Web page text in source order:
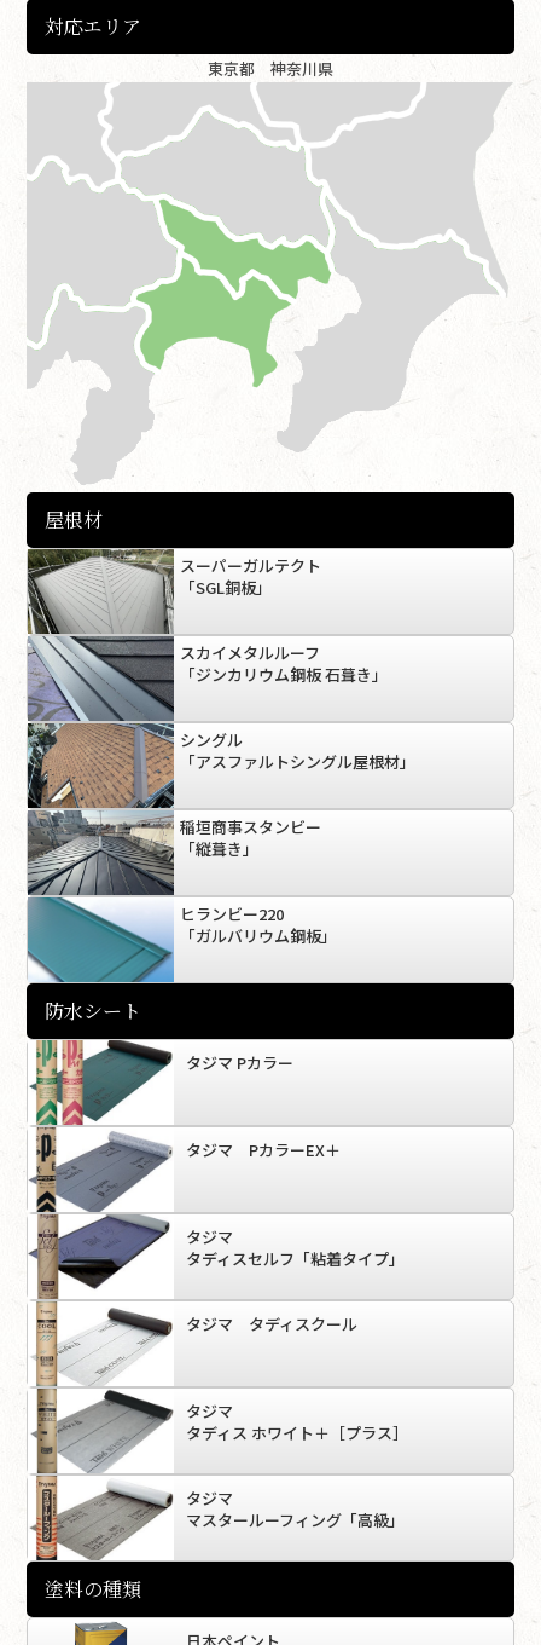
対応エリア
東京都 神奈川県
屋根材
スーパーガルテクト
「SGL銅板」
スカイメタルルーフ
「ジンカリウム鋼板 石葺き」
シングル
「アスファルトシングル屋根材」
稲垣商事スタンビー
「縦葺き」
ヒランビー220
「ガルバリウム鋼板」
防水シート
タジマ Pカラー
タジマ PカラーEX＋
タジマ
タディスセルフ「粘着タイプ」
タジマ タディスクール
タジマ
タディス ホワイト＋［プラス］
タジマ
マスタールーフィング「高級」
塗料の種類
日本ペイント